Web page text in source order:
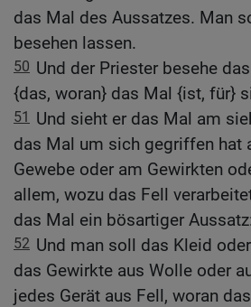
das Mal des Aussatzes. Man
besehen lassen.
50 Und der Priester besehe
{das, woran} das Mal {ist, für}
51 Und sieht er das Mal am
das Mal um sich gegriffen hat
Gewebe oder am Gewirkten
allem, wozu das Fell
das Mal ein bösartiger
52 Und man soll das Kleid
das Gewirkte aus Wolle oder
jedes Gerät aus Fell, woran